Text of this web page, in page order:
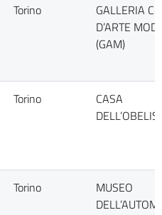
Torino
GALLERIA
D’ARTE
(GAM)
Torino
CASA
Torino
MUSEO